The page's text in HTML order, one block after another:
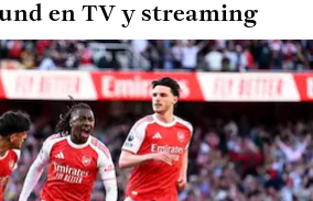
en TV y streaming